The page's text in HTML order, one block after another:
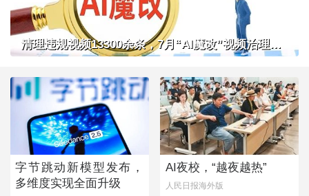
清理违规视频13300余条，7月“AI魔改”视频治理成果公布
字节跳动新模型发布，
多维度实现全面升级
AI夜校，“越夜越热”
人民日报海外版